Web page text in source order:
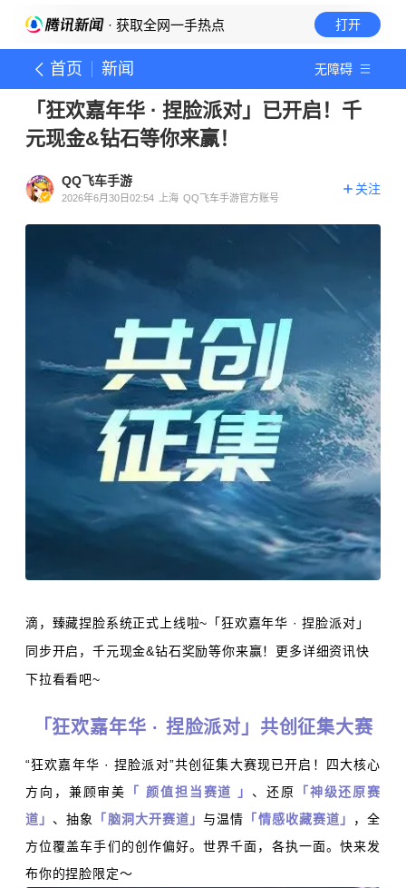
· 获取全网一手热点 打开
首页 新闻 无障碍
「狂欢嘉年华 · 捏脸派对」已开启！千
元现金&钻石等你来赢！
QQ飞车手游
2026年6月30日02:54 上海 QQ飞车手游官方账号
关注
滴，臻藏捏脸系统正式上线啦~「狂欢嘉年华 · 捏脸派对」
同步开启，千元现金&钻石奖励等你来赢！更多详细资讯快
下拉看看吧~
「狂欢嘉年华 · 捏脸派对」共创征集大赛
“狂欢嘉年华 · 捏脸派对”共创征集大赛现已开启！四大核心
方向，兼顾审美
「 颜值担当赛道 」 、还原
「神级还原赛
道」 、抽象 「脑洞大开赛道」与温情 「情感收藏赛道」
，全
方位覆盖车手们的创作偏好。世界千面，各执一面。快来发
布你的捏脸限定～